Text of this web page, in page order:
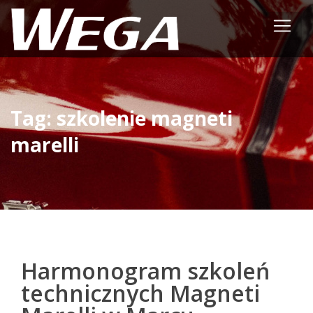
Tag: szkolenie magneti
marelli
Harmonogram szkoleń
technicznych Magneti